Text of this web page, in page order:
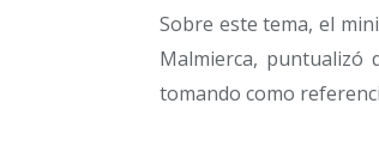
Sobre este tema, el
Malmierca, puntualizó
tomando como